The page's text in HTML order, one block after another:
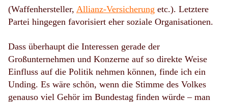
(Waffenhersteller, Allianz-Versicherung etc.). Letztere
Partei hingegen favorisiert eher soziale Organisationen.
Dass überhaupt die Interessen gerade der
Großunternehmen und Konzerne auf so direkte Weise
Einfluss auf die Politik nehmen können, finde ich ein
Unding. Es wäre schön, wenn die Stimme des Volkes
genauso viel Gehör im Bundestag finden würde – man